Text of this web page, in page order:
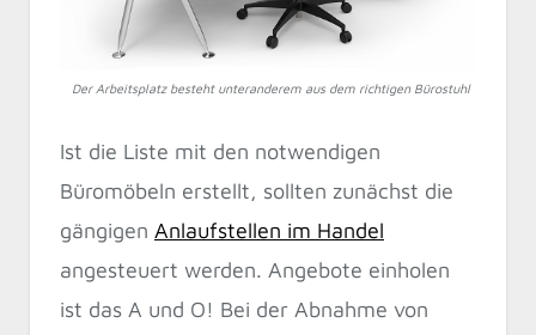
Der Arbeitsplatz besteht unteranderem aus dem richtigen Bürostuhl
Ist die Liste mit den notwendigen
Büromöbeln erstellt, sollten zunächst die
gängigen Anlaufstellen im Handel
angesteuert werden. Angebote einholen
ist das A und O! Bei der Abnahme von